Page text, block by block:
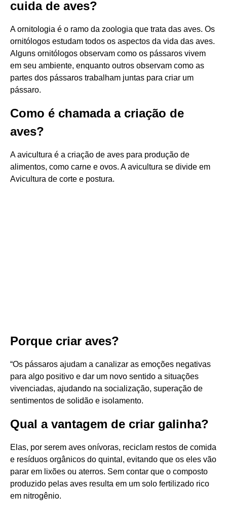
cuida de aves?
A ornitologia é o ramo da zoologia que trata das aves. Os
ornitólogos estudam todos os aspectos da vida das aves.
Alguns ornitólogos observam como os pássaros vivem
em seu ambiente, enquanto outros observam como as
partes dos pássaros trabalham juntas para criar um
pássaro.
Como é chamada a criação de
aves?
A avicultura é a criação de aves para produção de
alimentos, como carne e ovos. A avicultura se divide em
Avicultura de corte e postura.
Porque criar aves?
“Os pássaros ajudam a canalizar as emoções negativas
para algo positivo e dar um novo sentido a situações
vivenciadas, ajudando na socialização, superação de
sentimentos de solidão e isolamento.
Qual a vantagem de criar galinha?
Elas, por serem aves onívoras, reciclam restos de comida
e resíduos orgânicos do quintal, evitando que os eles vão
parar em lixões ou aterros. Sem contar que o composto
produzido pelas aves resulta em um solo fertilizado rico
em nitrogênio.